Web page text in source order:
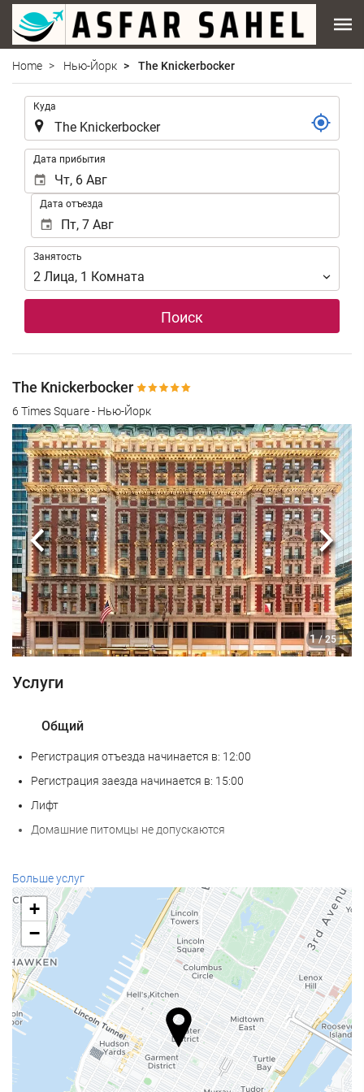
Home Нью-Йорк The Knickerbocker
Куда
Дата прибытия
Дата отъезда
Занятость
Занятость
2 Лица, 1 Комната
Поиск
The Knickerbocker
6 Times Square - Нью-Йорк
1 / 25
Предыдущий
Услуги
Общий
Регистрация отъезда начинается в: 12:00
Регистрация заезда начинается в: 15:00
Лифт
Домашние питомцы не допускаются
Ресторан à la carte
Бар
Кофейня на территории
Услуги ресепшн
Круглосуточная стойка регистрации
Камера хранения багажа
Больше услуг
+
−